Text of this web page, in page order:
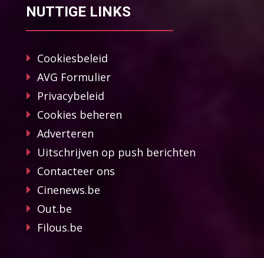
NUTTIGE LINKS
Cookiesbeleid
AVG Formulier
Privacybeleid
Cookies beheren
Adverteren
Uitschrijven op push berichten
Contacteer ons
Cinenews.be
Out.be
Filous.be